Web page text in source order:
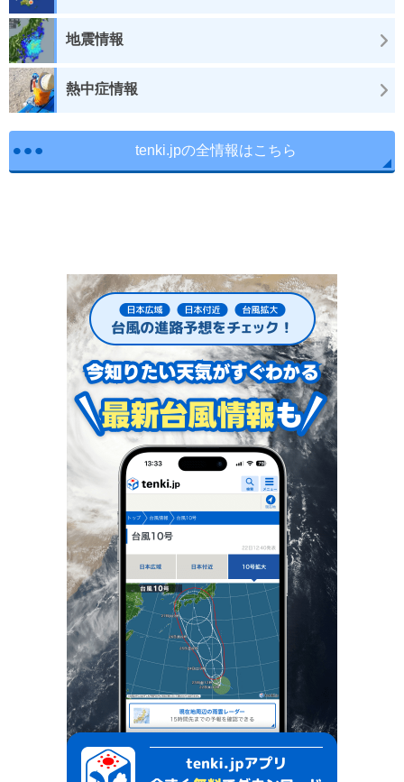
地震情報
熱中症情報
tenki.jpの全情報はこちら